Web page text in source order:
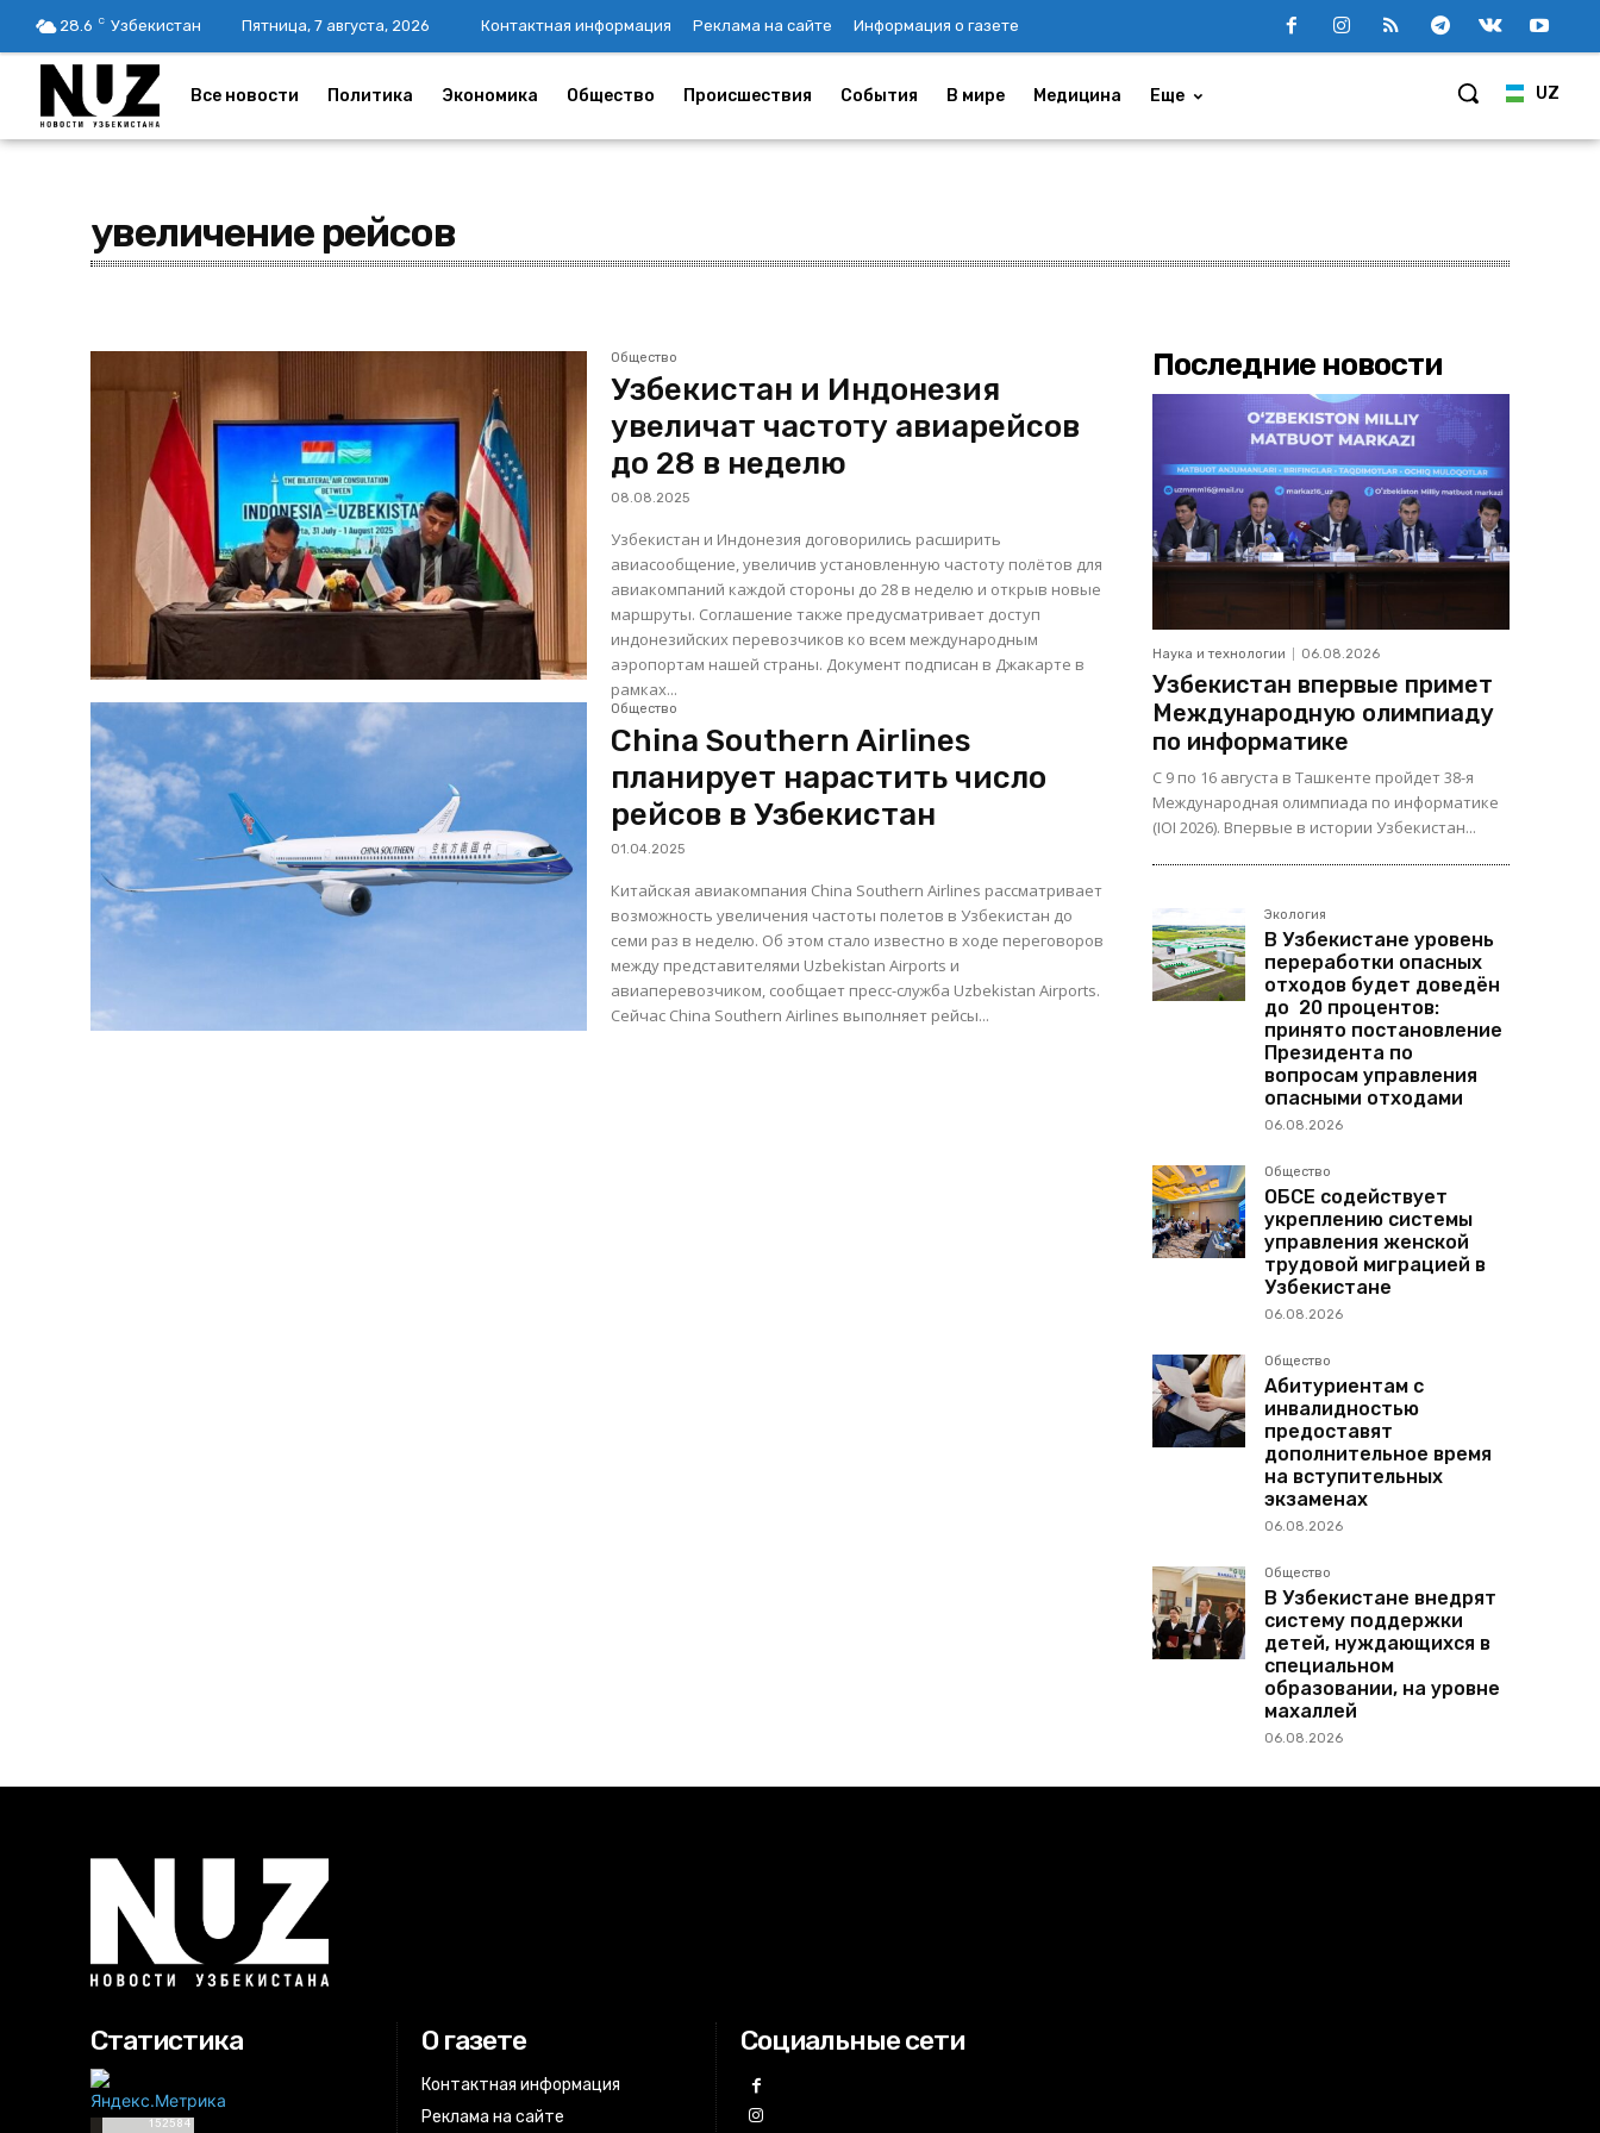
28.6 C Узбекистан Пятница, 7 августа, 2026 Контактная информация Реклама на сайте Информация о газете
UZ
Все новости Политика Экономика Общество Происшествия События В мире Медицина Еще
увеличение рейсов
Общество
Узбекистан и Индонезия
увеличат частоту авиарейсов
до 28 в неделю
08.08.2025
Узбекистан и Индонезия договорились расширить
авиасообщение, увеличив установленную частоту полётов для
авиакомпаний каждой стороны до 28 в неделю и открыв новые
маршруты. Соглашение также предусматривает доступ
индонезийских перевозчиков ко всем международным
аэропортам нашей страны. Документ подписан в Джакарте в
рамках...
Общество
China Southern Airlines
планирует нарастить число
рейсов в Узбекистан
01.04.2025
Китайская авиакомпания China Southern Airlines рассматривает
возможность увеличения частоты полетов в Узбекистан до
семи раз в неделю. Об этом стало известно в ходе переговоров
между представителями Uzbekistan Airports и
авиаперевозчиком, сообщает пресс-служба Uzbekistan Airports.
Сейчас China Southern Airlines выполняет рейсы...
Последние новости
Наука и технологии 06.08.2026
Узбекистан впервые примет
Международную олимпиаду
по информатике
С 9 по 16 августа в Ташкенте пройдет 38-я
Международная олимпиада по информатике
(IOI 2026). Впервые в истории Узбекистан...
Экология
В Узбекистане уровень
переработки опасных
отходов будет доведён
до 20 процентов:
принято постановление
Президента по
вопросам управления
опасными отходами
06.08.2026
Общество
ОБСЕ содействует
укреплению системы
управления женской
трудовой миграцией в
Узбекистане
06.08.2026
Общество
Абитуриентам с
инвалидностью
предоставят
дополнительное время
на вступительных
экзаменах
06.08.2026
Общество
В Узбекистане внедрят
систему поддержки
детей, нуждающихся в
специальном
образовании, на уровне
махаллей
06.08.2026
Статистика О газете
Контактная информация
Реклама на сайте
Социальные сети